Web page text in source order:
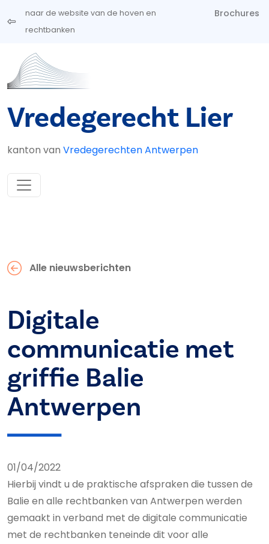
Overslaan en naar de inhoud gaan
naar de website van de hoven en
rechtbanken
Brochures
Vredegerecht Lier
kanton van Vredegerechten Antwerpen
Alle nieuwsberichten
Digitale
communicatie met
griffie Balie
Antwerpen
01/04/2022
Hierbij vindt u de praktische afspraken die tussen de
Balie en alle rechtbanken van Antwerpen werden
gemaakt in verband met de digitale communicatie
met de rechtbanken teneinde dit voor alle